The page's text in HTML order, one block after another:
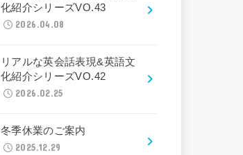
化紹介シリーズVO.43
2026.04.08
リアルな英会話表現&英語文
化紹介シリーズVO.42
2026.02.25
冬季休業のご案内
2025.12.29